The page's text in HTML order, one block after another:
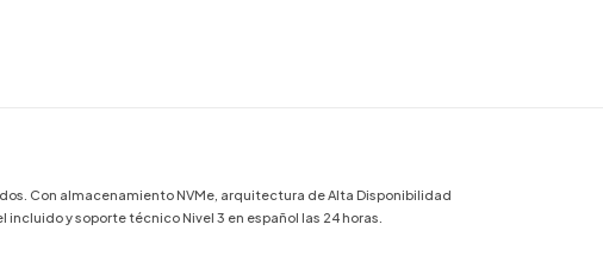
Con almacenamiento NVMe, arquitectura de Alta Disponibilidad
y soporte técnico Nivel 3 en español las 24 horas.